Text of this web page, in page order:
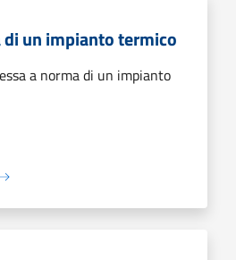
di un impianto termico
a norma di un impianto